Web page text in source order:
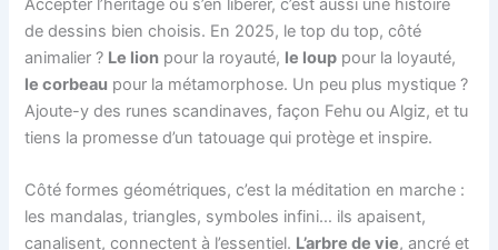
Accepter l’héritage ou s’en libérer, c’est aussi une histoire
de dessins bien choisis. En 2025, le top du top, côté
animalier ? Le lion pour la royauté, le loup pour la loyauté,
le corbeau pour la métamorphose. Un peu plus mystique ?
Ajoute-y des runes scandinaves, façon Fehu ou Algiz, et tu
tiens la promesse d’un tatouage qui protège et inspire.
Côté formes géométriques, c’est la méditation en marche :
les mandalas, triangles, symboles infini… ils apaisent,
canalisent, connectent à l’essentiel. L’arbre de vie, ancré et